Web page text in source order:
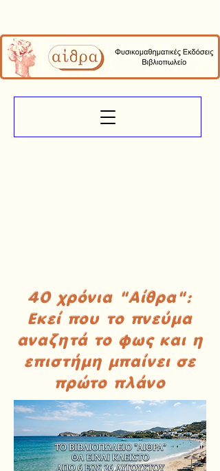
40 χρόνια "Αίθρα":
Εκεί που το πνεύμα
αναζητά το φως και η
επιστήμη μπαίνει σε
πρώτο πλάνο